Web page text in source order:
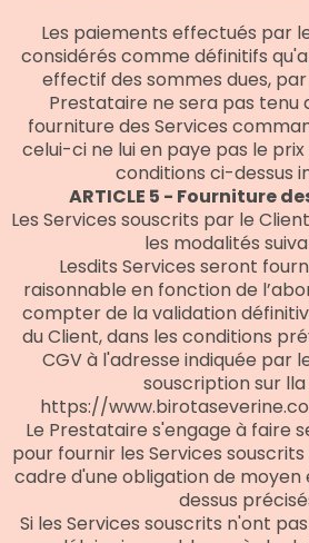
Les paiements effectués par
considérés comme définitifs
effectif des sommes dues,
Prestataire ne sera pas tenu
fourniture des Services
celui-ci ne lui en paye pas le
conditions ci-dessus
ARTICLE 5 - Fourniture
Les Services souscrits par le
les modalités
Lesdits Services seront
raisonnable en fonction de
compter de la validation
du Client, dans les conditions
CGV à l'adresse indiquée par
souscription sur
https://
Le Prestataire s'engage à faire
pour fournir les Services
cadre d'une obligation de moyen
dessus
Si les Services souscrits n'ont